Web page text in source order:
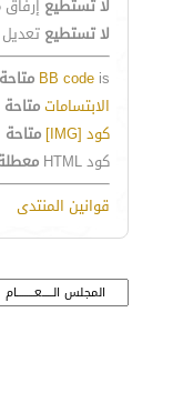
لا تستطيع
لا تستطيع
BB code is
متاحة
الابتساماتمتاحة
كود [IMG]
متاحة
كود HTML
قوانين المنتدى